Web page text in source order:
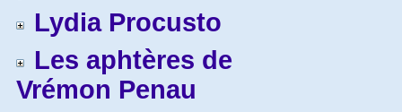
Lydia Procusto
Les aphtères de
Vrémon Penau